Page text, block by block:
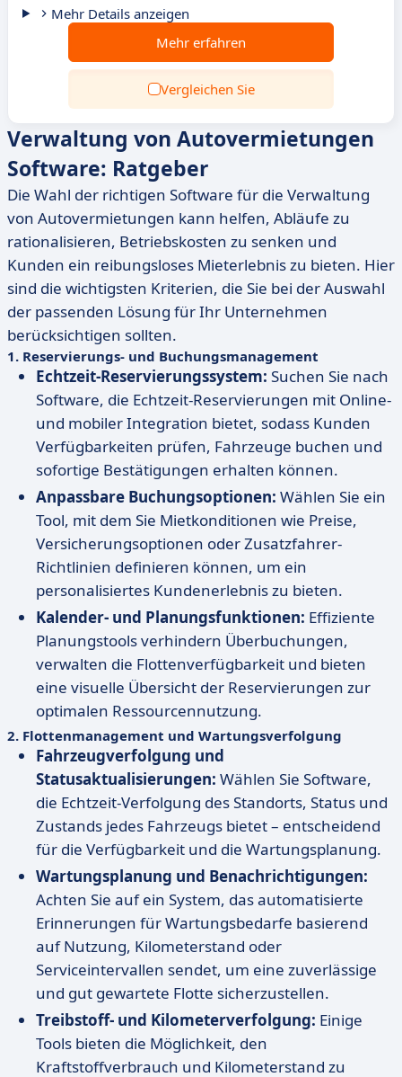
Mehr Details anzeigen
Mehr erfahren
Vergleichen Sie
Verwaltung von Autovermietungen
Software: Ratgeber
Die Wahl der richtigen Software für die Verwaltung
von Autovermietungen kann helfen, Abläufe zu
rationalisieren, Betriebskosten zu senken und
Kunden ein reibungsloses Mieterlebnis zu bieten. Hier
sind die wichtigsten Kriterien, die Sie bei der Auswahl
der passenden Lösung für Ihr Unternehmen
berücksichtigen sollten.
1. Reservierungs- und Buchungsmanagement
Echtzeit-Reservierungssystem: Suchen Sie nach
Software, die Echtzeit-Reservierungen mit Online-
und mobiler Integration bietet, sodass Kunden
Verfügbarkeiten prüfen, Fahrzeuge buchen und
sofortige Bestätigungen erhalten können.
Anpassbare Buchungsoptionen: Wählen Sie ein
Tool, mit dem Sie Mietkonditionen wie Preise,
Versicherungsoptionen oder Zusatzfahrer-
Richtlinien definieren können, um ein
personalisiertes Kundenerlebnis zu bieten.
Kalender- und Planungsfunktionen: Effiziente
Planungstools verhindern Überbuchungen,
verwalten die Flottenverfügbarkeit und bieten
eine visuelle Übersicht der Reservierungen zur
optimalen Ressourcennutzung.
2. Flottenmanagement und Wartungsverfolgung
Fahrzeugverfolgung und
Statusaktualisierungen: Wählen Sie Software,
die Echtzeit-Verfolgung des Standorts, Status und
Zustands jedes Fahrzeugs bietet – entscheidend
für die Verfügbarkeit und die Wartungsplanung.
Wartungsplanung und Benachrichtigungen:
Achten Sie auf ein System, das automatisierte
Erinnerungen für Wartungsbedarfe basierend
auf Nutzung, Kilometerstand oder
Serviceintervallen sendet, um eine zuverlässige
und gut gewartete Flotte sicherzustellen.
Treibstoff- und Kilometerverfolgung: Einige
Tools bieten die Möglichkeit, den
Kraftstoffverbrauch und Kilometerstand zu